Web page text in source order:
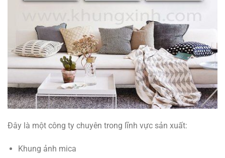
Đây là một công ty chuyên trong lĩnh vực sản xuất:
Khung ảnh mica